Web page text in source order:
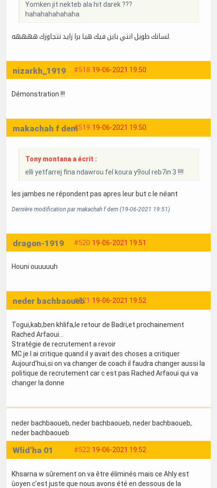
Yomken jit nekteb ala hit darek ???
hahahahahahaha
#518 19-06-2021 19:50
nizarkh_1919
Démonstration !!!
#519 19-06-2021 19:50
makachah f dem
Tony montana a écrit :
elli yetfarrej fina ndawrou fel koura y9oul reb7in 3 !!!!
les jambes ne répondent pas apres leur but c le néant
Dernière modification par makachah f dem (19-06-2021 19:51)
#520 19-06-2021 19:51
dragon-1919
Houni ouuuuuh
#521 19-06-2021 19:52
neder bachbaoueb
Togui,kab,ben khlifa,le retour de Badri,et prochainement
Rached Arfaoui...
Stratégie de recrutement a revoir
MC je l ai critique quand il y avait des choses a critiquer
Aujourd'hui,si on va changer de coach il faudra changer aussi la
politique de recrutement car c est pas Rached Arfaoui qui va
changer la donne
neder bachbaoueb, neder bachbaoueb, neder bachbaoueb,
neder bachbaoueb
#522 19-06-2021 19:52
Wlid'ha 01
Khsarna w sûrement on va être éliminés mais ce Ahly est
ùoyen c'est juste que nous avons été en dessous de la